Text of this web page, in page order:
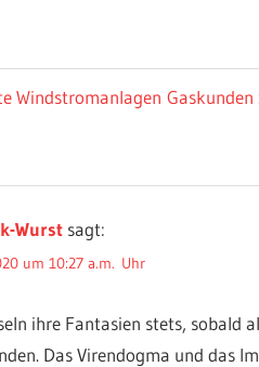
Windstromanlagen Nächster
Wurst sagt:
um 10:27 a.m. Uhr
ihre Fantasien stets, sobald
Das Virendogma und das